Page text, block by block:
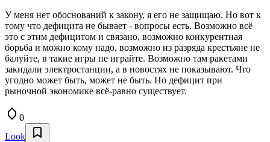
У меня нет обоснований к закону, я его не защищаю. Но вот к
тому что дефицита не бывает - вопросы есть. Возможно всё
это с этим дефицитом и связано, возможно конкурентная
борьба и можно кому надо, возможно из разряда крестьяне не
балуйте, в такие игры не играйте. Возможно там ракетами
закидали электростанции, а в новостях не показывают. Что
угодно может быть, может не быть. Но дефицит при
рыночной экономике всё-равно существует.
0
Look